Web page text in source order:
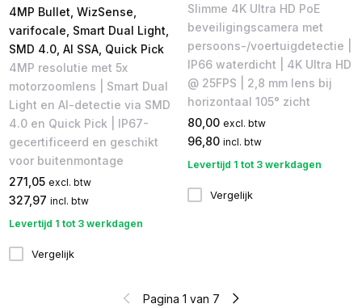
4MP Bullet, WizSense,
varifocale, Smart Dual Light,
SMD 4.0, AI SSA, Quick Pick
4MP resolutie met 5x
motorzoomlens | Smart Dual
Light en AI-detectie via SMD
4.0 en Quick Pick | IP67-
gecertificeerd en geschikt
voor buitenmontage
271,05 excl. btw
327,97 incl. btw
Levertijd 1 tot 3 werkdagen
Vergelijk
Slimme 4K Ultra HD PoE
beveiligingscamera met
persoons-/voertuigdetectie |
IP66 waterdicht | 4K Ultra HD
@ 25FPS | 2,8 mm lens bij
horizontaal 105° zicht
80,00 excl. btw
96,80 incl. btw
Levertijd 1 tot 3 werkdagen
Vergelijk
Pagina 1 van 7